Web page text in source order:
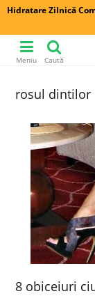
Hidratare Zilnică
Meniu Caută
rosul dintilor
8 obiceiuri